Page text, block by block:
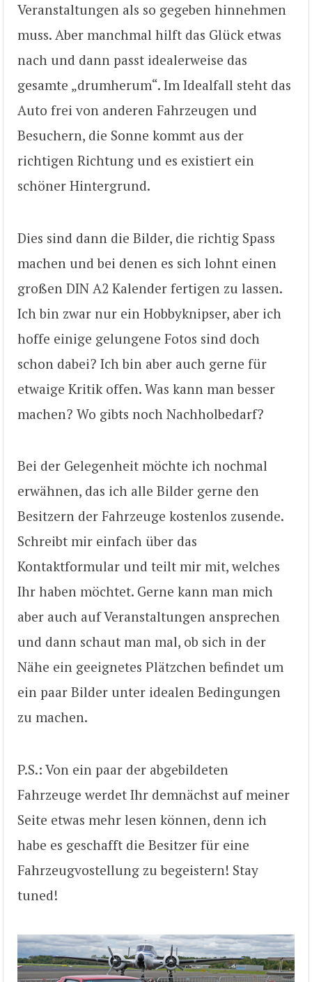
Veranstaltungen als so gegeben hinnehmen
muss. Aber manchmal hilft das Glück etwas
nach und dann passt idealerweise das
gesamte „drumherum“. Im Idealfall steht das
Auto frei von anderen Fahrzeugen und
Besuchern, die Sonne kommt aus der
richtigen Richtung und es existiert ein
schöner Hintergrund.
Dies sind dann die Bilder, die richtig Spass
machen und bei denen es sich lohnt einen
großen DIN A2 Kalender fertigen zu lassen.
Ich bin zwar nur ein Hobbyknipser, aber ich
hoffe einige gelungene Fotos sind doch
schon dabei? Ich bin aber auch gerne für
etwaige Kritik offen. Was kann man besser
machen? Wo gibts noch Nachholbedarf?
Bei der Gelegenheit möchte ich nochmal
erwähnen, das ich alle Bilder gerne den
Besitzern der Fahrzeuge kostenlos zusende.
Schreibt mir einfach über das
Kontaktformular und teilt mir mit, welches
Ihr haben möchtet. Gerne kann man mich
aber auch auf Veranstaltungen ansprechen
und dann schaut man mal, ob sich in der
Nähe ein geeignetes Plätzchen befindet um
ein paar Bilder unter idealen Bedingungen
zu machen.
P.S.: Von ein paar der abgebildeten
Fahrzeuge werdet Ihr demnächst auf meiner
Seite etwas mehr lesen können, denn ich
habe es geschafft die Besitzer für eine
Fahrzeugvostellung zu begeistern! Stay
tuned!